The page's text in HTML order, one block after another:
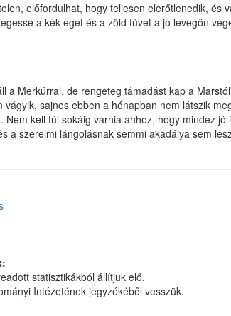
előfordulhat, hogy teljesen elerőtlenedik,
a kék eget és a zöld füvet a jó levegőn
a Merkúrral, de rengeteg támadást kap a
sajnos ebben a hónapban nem látszik
kell túl sokáig várnia ahhoz, hogy mindez
a szerelmi lángolásnak semmi akadálya sem
statisztikákból állítjuk elő.
Intézetének jegyzékéből vesszük.